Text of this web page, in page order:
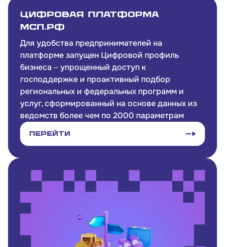
Цифровая платформа
МСП.РФ
Для удобства предпринимателей на
платформе запущен Цифровой профиль
бизнеса ‒ упрощенный доступ к
господдержке и проактивный подбор
региональных и федеральных программ и
услуг, сформированный на основе данных из
ведомств более чем по 2000 параметрам
Перейти